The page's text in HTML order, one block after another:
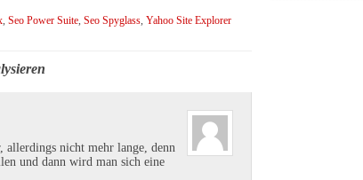
, Seo Power Suite, Seo Spyglass, Yahoo Site Explorer
allerdings nicht mehr lange, denn
und dann wird man sich eine